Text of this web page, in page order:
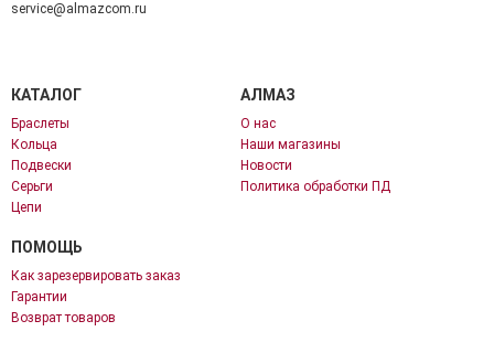
service@almazcom.ru
КАТАЛОГ
Браслеты
Кольца
Подвески
Серьги
Цепи
АЛМАЗ
О нас
Наши магазины
Новости
Политика обработки ПД
ПОМОЩЬ
Как зарезервировать заказ
Гарантии
Возврат товаров